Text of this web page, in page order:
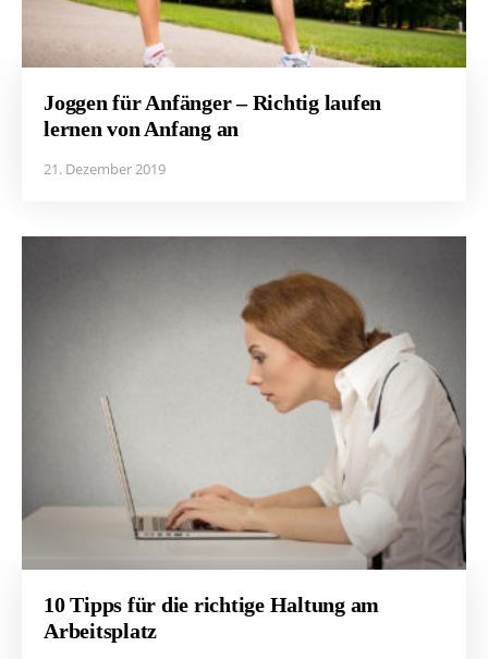
Joggen für Anfänger – Richtig laufen
lernen von Anfang an
21. Dezember 2019
10 Tipps für die richtige Haltung am
Arbeitsplatz